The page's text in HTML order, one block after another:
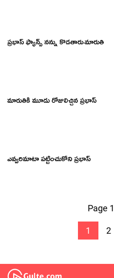
ప్రభాస్ ఫ్యాన్స్ నన్ను కొడతారు-మారుతి
మారుతికి మూడు రోజులిచ్చిన ప్రభాస్
ఎవ్వరిమాటా పట్టించుకోని ప్రభాస్
Page
1 2